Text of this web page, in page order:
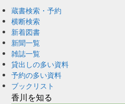
蔵書検索・予約
横断検索
新着図書
新聞一覧
雑誌一覧
貸出しの多い資料
予約の多い資料
ブックリスト
香川を知る